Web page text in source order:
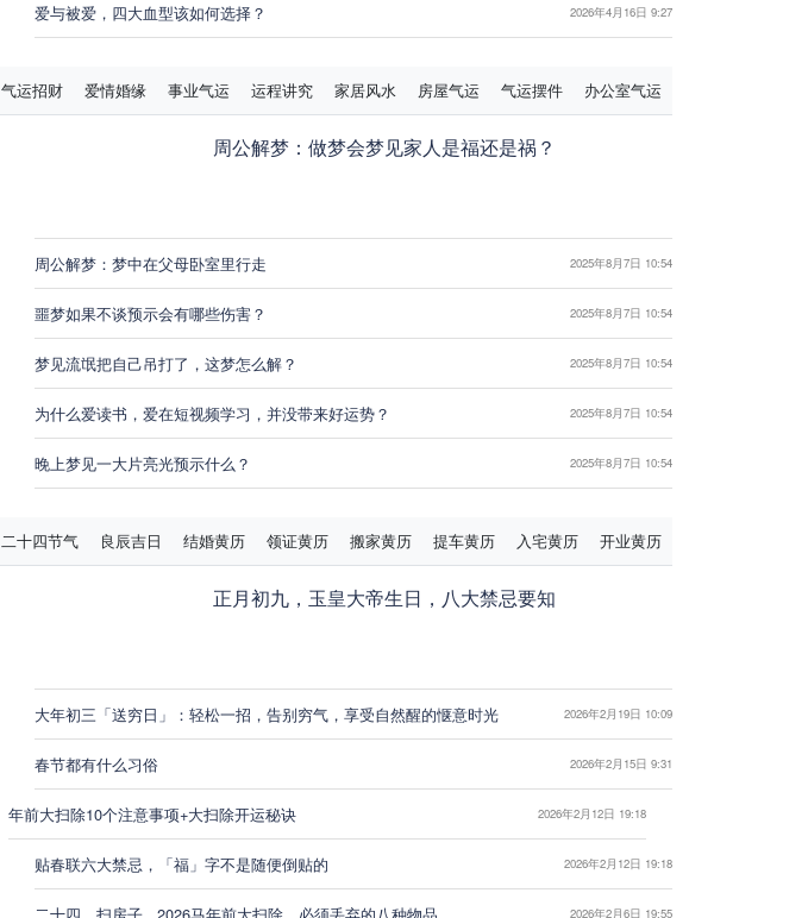
爱与被爱，四大血型该如何选择？ 2026年4月16日 9:27
气运招财 爱情婚缘 事业气运 运程讲究 家居风水 房屋气运 气运摆件 办公室气运
周公解梦：做梦会梦见家人是福还是祸？
周公解梦：梦中在父母卧室里行走 2025年8月7日 10:54
噩梦如果不谈预示会有哪些伤害？ 2025年8月7日 10:54
梦见流氓把自己吊打了，这梦怎么解？ 2025年8月7日 10:54
为什么爱读书，爱在短视频学习，并没带来好运势？ 2025年8月7日 10:54
晚上梦见一大片亮光预示什么？ 2025年8月7日 10:54
二十四节气 良辰吉日 结婚黄历 领证黄历 搬家黄历 提车黄历 入宅黄历 开业黄历
正月初九，玉皇大帝生日，八大禁忌要知
大年初三「送穷日」：轻松一招，告别穷气，享受自然醒的惬意时光 2026年2月19日 10:09
春节都有什么习俗 2026年2月15日 9:31
年前大扫除10个注意事项+大扫除开运秘诀 2026年2月12日 19:18
贴春联六大禁忌，「福」字不是随便倒贴的 2026年2月12日 19:18
2026年2月6日 19:55